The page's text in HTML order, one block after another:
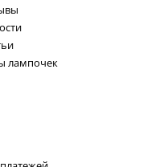
лампочек